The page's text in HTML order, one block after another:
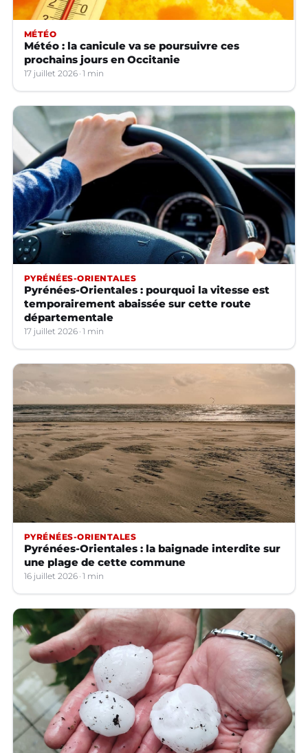
MÉTÉO
Météo : la canicule va se poursuivre ces
prochains jours en Occitanie
17 juillet 2026 1 min
PYRÉNÉES-ORIENTALES
Pyrénées-Orientales : pourquoi la vitesse est
temporairement abaissée sur cette route
départementale
17 juillet 2026 1 min
PYRÉNÉES-ORIENTALES
Pyrénées-Orientales : la baignade interdite sur
une plage de cette commune
16 juillet 2026 1 min